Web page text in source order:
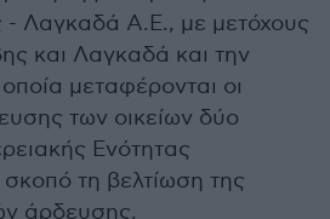
Λαγκαδά Α.Ε., με μετόχους
και Λαγκαδά και την
μεταφέρονται οι
των οικείων δύο
Ενότητας
τη βελτίωση της
άρδευσης.